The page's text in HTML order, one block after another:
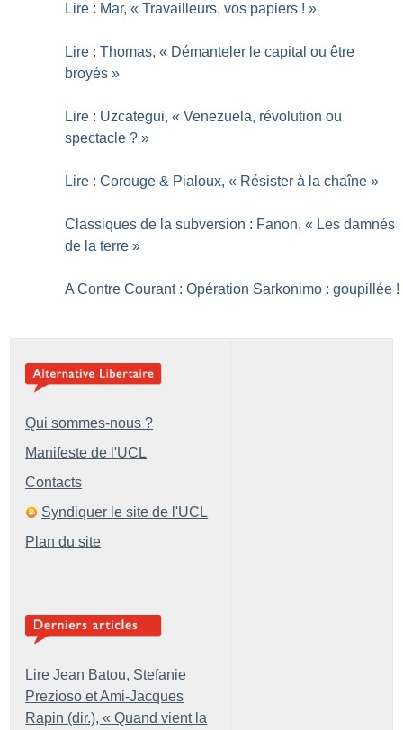
Lire : Mar, « Travailleurs, vos papiers ! »
Lire : Thomas, « Démanteler le capital ou être
broyés »
Lire : Uzcategui, « Venezuela, révolution ou
spectacle ? »
Lire : Corouge & Pialoux, « Résister à la chaîne »
Classiques de la subversion : Fanon, « Les damnés
de la terre »
A Contre Courant : Opération Sarkonimo : goupillée !
Qui sommes-nous ?
Manifeste de l'UCL
Contacts
Syndiquer le site de l'UCL
Plan du site
Lire Jean Batou, Stefanie
Prezioso et Ami-Jacques
Rapin (dir.), « Quand vient la